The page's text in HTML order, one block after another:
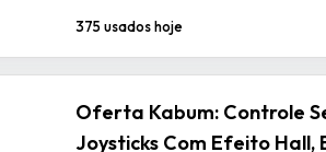
375 usados hoje
Oferta Kabum: Controle
Joysticks Com Efeito Hall,